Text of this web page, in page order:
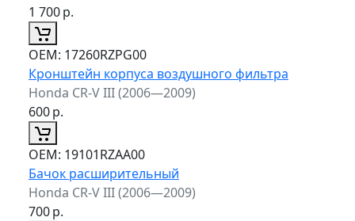
1 700р.
ОЕМ: 17260RZPG00
Кронштейн корпуса воздушного фильтра
Honda CR-V III (2006—2009)
600р.
ОЕМ: 19101RZAA00
Бачок расширительный
Honda CR-V III (2006—2009)
700р.